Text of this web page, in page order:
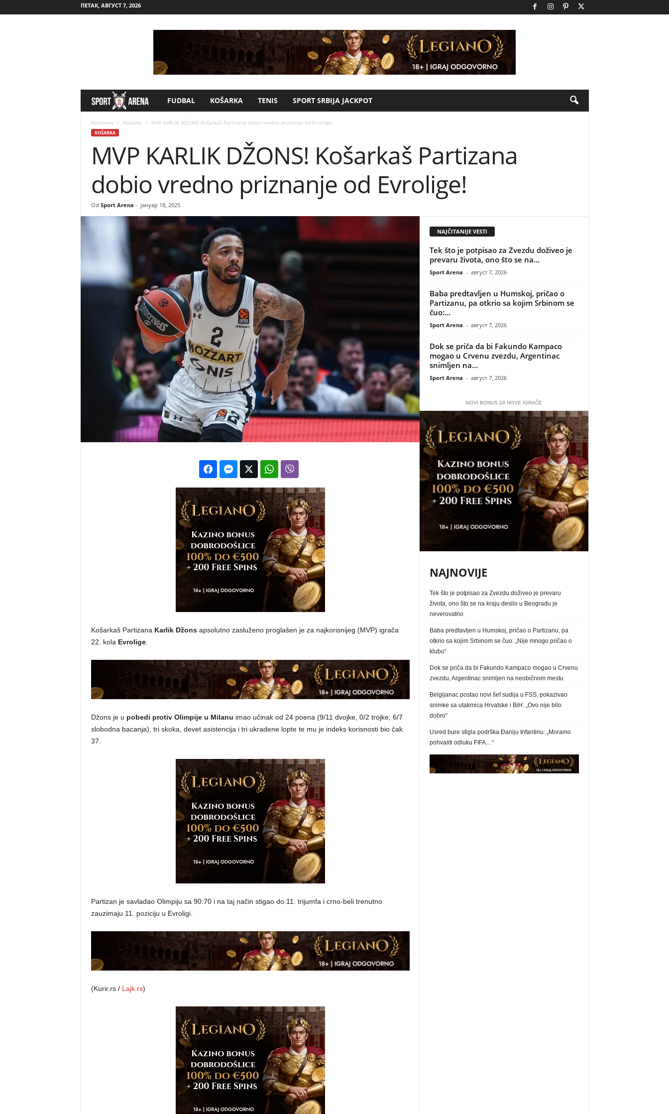
ПЕТАК, АВГУСТ 7, 2026
p
r
t
A
n
a
FUDBAL KOŠARKA TENIS SPORT SRBIJA JACKPOT
Naslovna Košarka MVP KARLIK DŽONS! Košarkaš Partizana dobio vredno priznanje od Evrolige!
KOŠARKA
MVP KARLIK DŽONS! Košarkaš Partizana
dobio vredno priznanje od Evrolige!
Od Sport Arena - јануар 18, 2025
Košarkaš Partizana Karlik Džonsapsolutno zasluženo proglašen je za najkorisnijeg (MVP) igrača
22. kola Evrolige.
Džons je u pobedi protiv Olimpije u Milanu imao učinak od 24 poena (9/11 dvojke, 0/2 trojke, 6/7
slobodna bacanja), tri skoka, devet asistencija i tri ukradene lopte te mu je indeks korisnosti bio čak
37.
Partizan je savladao Olimpiju sa 90:70 i na taj način stigao do 11. trijumfa i crno-beli trenutno
zauzimaju 11. poziciju u Evroligi.
(Kurir.rs / Lajk.rs)
NAJČITANIJE VESTI
Tek što je potpisao za Zvezdu doživeo je
prevaru života, ono što se na...
Sport Arena - август 7, 2026
Baba predtavljen u Humskoj, pričao o
Partizanu, pa otkrio sa kojim Srbinom se
čuo:...
Sport Arena - август 7, 2026
Dok se priča da bi Fakundo Kampaco
mogao u Crvenu zvezdu, Argentinac
snimljen na...
Sport Arena - август 7, 2026
NOVI BONUS ZA NOVE IGRAČE
NAJNOVIJE
Tek što je potpisao za Zvezdu doživeo je prevaru
života, ono što se na kraju desilo u Beogradu je
neverovatno
Baba predtavljen u Humskoj, pričao o Partizanu, pa
otkrio sa kojim Srbinom se čuo: „Nije mnogo pričao o
klubu“
Dok se priča da bi Fakundo Kampaco mogao u Crvenu
zvezdu, Argentinac snimljen na neobičnom mestu
Belgijanac postao novi šef sudija u FSS, pokazivao
snimke sa utakmica Hrvatske i BiH: „Ovo nije bilo
dobro“
Usred bure stigla podrška Đaniju Infantinu: „Moramo
pohvaliti odluku FIFA…“